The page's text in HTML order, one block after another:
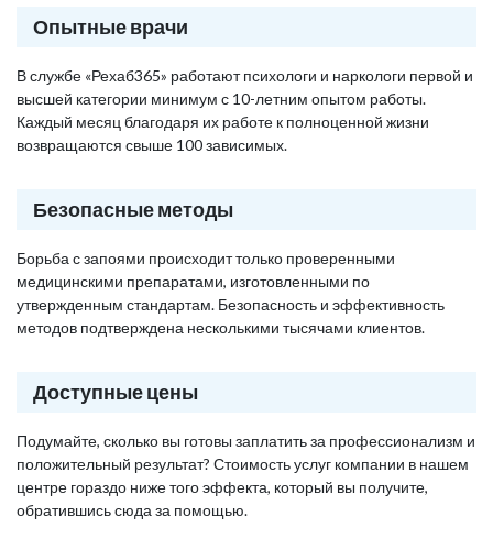
Опытные врачи
В службе «Рехаб365» работают психологи и наркологи первой и
высшей категории минимум с 10-летним опытом работы.
Каждый месяц благодаря их работе к полноценной жизни
возвращаются свыше 100 зависимых.
Безопасные методы
Борьба с запоями происходит только проверенными
медицинскими препаратами, изготовленными по
утвержденным стандартам. Безопасность и эффективность
методов подтверждена несколькими тысячами клиентов.
Доступные цены
Подумайте, сколько вы готовы заплатить за профессионализм и
положительный результат? Стоимость услуг компании в нашем
центре гораздо ниже того эффекта, который вы получите,
обратившись сюда за помощью.